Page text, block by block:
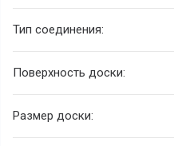
Тип соединения:
Поверхность доски:
Размер доски: